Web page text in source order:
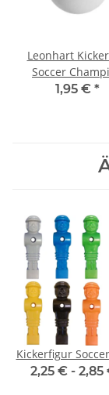
Leonhart
Soccer
1,95 € *
Kickerfigur
2,25 € - 2,85